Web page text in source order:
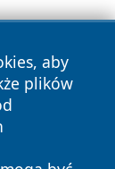
aby
plików
prawa